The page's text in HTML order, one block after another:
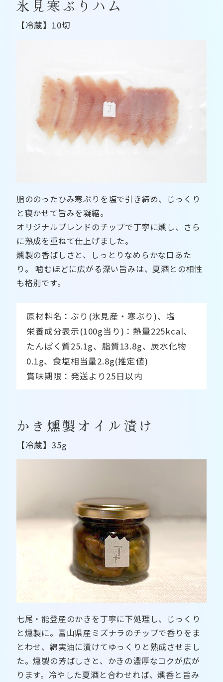
氷見寒ぶりハム
【冷蔵】10切
脂ののったひみ寒ぶりを塩で引き締め、じっくり
と寝かせて旨みを凝縮。
オリジナルブレンドのチップで丁寧に燻し、さら
に熟成を重ねて仕上げました。
燻製の香ばしさと、しっとりなめらかな口あた
り。 噛むほどに広がる深い旨みは、夏酒との相性
も格別です。
原材料名：ぶり(氷見産・寒ぶり)、塩
栄養成分表示(100g当り)：熱量225kcal、
たんぱく質25.1g、脂質13.8g、炭水化物
0.1g、食塩相当量2.8g(推定値)
賞味期限：発送より25日以内
かき燻製オイル漬け
【冷蔵】35g
七尾・能登産のかきを丁寧に下処理し、じっくり
と燻製に。富山県産ミズナラのチップで香りをま
とわせ、綿実油に漬けてゆっくりと熟成させまし
た。燻製の芳ばしさと、かきの濃厚なコクが広が
ります。冷やした夏酒と合わせれば、燻香と旨み